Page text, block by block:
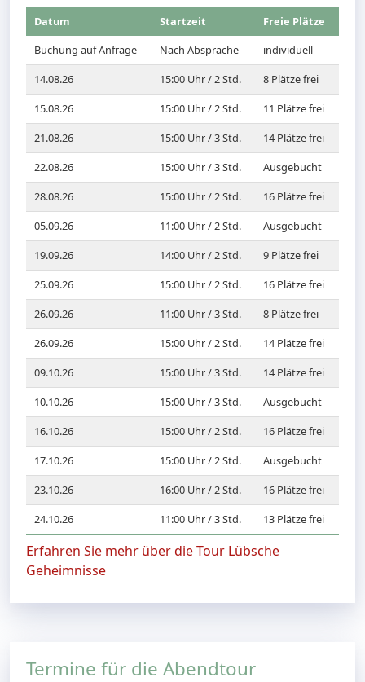
Erfahren Sie mehr über die Tour Lübsche
Geheimnisse
Datum Startzeit
Freie Plätze
Buchung auf Anfrage
Nach Absprache
individuell
14.08.26
15:00 Uhr / 2 Std.
8 Plätze frei
15.08.26
15:00 Uhr / 2 Std.
11 Plätze frei
21.08.26
15:00 Uhr / 3 Std.
14 Plätze frei
22.08.26
15:00 Uhr / 3 Std.
Ausgebucht
28.08.26
15:00 Uhr / 2 Std.
16 Plätze frei
05.09.26
11:00 Uhr / 2 Std.
Ausgebucht
19.09.26
14:00 Uhr / 2 Std.
9 Plätze frei
25.09.26
15:00 Uhr / 2 Std.
16 Plätze frei
26.09.26
11:00 Uhr / 3 Std.
8 Plätze frei
26.09.26
15:00 Uhr / 2 Std.
14 Plätze frei
09.10.26
15:00 Uhr / 3 Std.
14 Plätze frei
10.10.26
15:00 Uhr / 3 Std.
Ausgebucht
16.10.26
15:00 Uhr / 2 Std.
16 Plätze frei
17.10.26
15:00 Uhr / 2 Std.
Ausgebucht
23.10.26
16:00 Uhr / 2 Std.
16 Plätze frei
24.10.26
11:00 Uhr / 3 Std. 13 Plätze frei
Termine für die Abendtour